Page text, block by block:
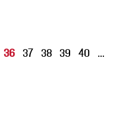
36 37 38 39 40 …